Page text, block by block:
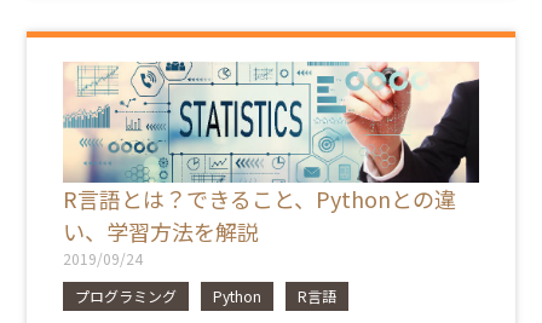
R言語とは？できること、Pythonとの違
い、学習方法を解説
2019/09/24
プログラミング
Python R言語